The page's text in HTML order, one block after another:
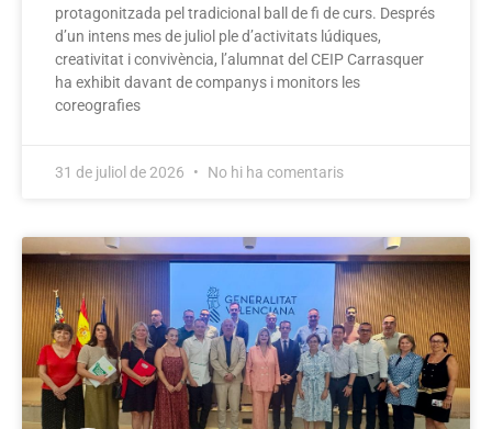
protagonitzada pel tradicional ball de fi de curs. Després
d’un intens mes de juliol ple d’activitats lúdiques,
creativitat i convivència, l’alumnat del CEIP Carrasquer
ha exhibit davant de companys i monitors les
coreografies
31 de juliol de 2026 No hi ha comentaris